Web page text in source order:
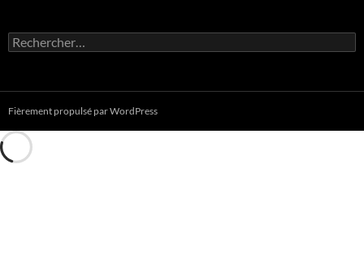
Rechercher :
Fièrement propulsé par WordPress